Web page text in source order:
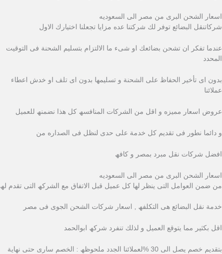
اسعار الشحن البرى من مصر الى السعوديه
شركاتنقل البضائع توفر لك شركتنا عده مزایا تجعلنا اختیارك الاول
عندما تفكر ان تشحن بضائعك او شىء ما الالتزام بتسلیم الشحنة فى التوقیت
المحدد
بدون اى تأخیر الحفاظ على الشحنة و تسلیمھا بدون اى تلف او خدش اعطاء
عملائنا
عروض اسعار ممیزه و اقل من الشركات المنافسھ كل ھذا نضمنھ للعمیل
و دائما نطور فى تقدیم كل خدمة على حدى لنظل فى الصداره من
افضل شركات نقل مبرد بمصر و كافھ
اسعار الشحن البرى من مصر الى السعوديه
من ضمن العوامل التى ینظر لھا كل عمیل قبل الاتفاق مع الشركھ التى تقدم لھ
خدمة نقل البضائع ھى التكلفھ , اسعار شركات الشحن الجوى فى مصر
اقل بكثیر مما یتوقع العمیل و لذلك تنفرد شركھ ابوالحمد
بتقدیم خصم یصل الى 30 %لعملائنا الجدد ملحوظھ : الخصم سارى حتى نھایة